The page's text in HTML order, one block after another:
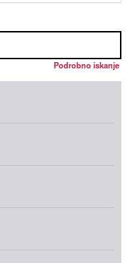
Podrobno iskanje